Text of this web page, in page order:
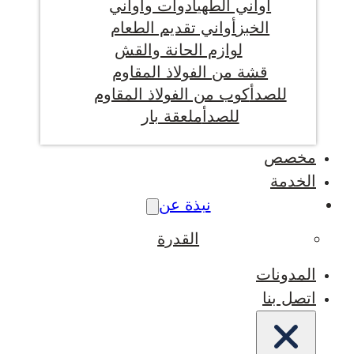
أواني الطهيأدوات وأواني
أواني تقديم الطعام
لوازم الحانة والقش
قشة من الفولاذ المقاوم
للصدأكوب من الفولاذ المقاوم
للصدأملعقة بار
مخصص
الخدمة
نبذة عن
القدرة
المدونات
اتصل بنا